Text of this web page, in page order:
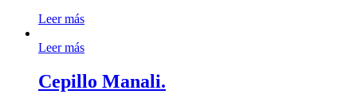
Leer más
Leer más
Cepillo Manali.